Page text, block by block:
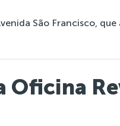
São Francisco,
Oficina